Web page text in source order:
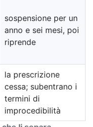
sospensione per un
anno e sei mesi, poi
riprende
la prescrizione
cessa; subentrano i
termini di
improcedibilità